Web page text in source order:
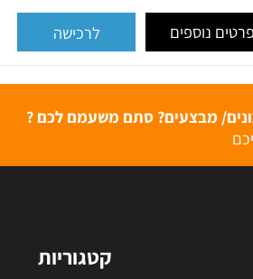
₪429
מבצעים? סתם משעמם לכם ?